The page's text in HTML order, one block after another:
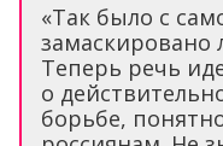
«Так было с
Теперь речь
о
борьбе,